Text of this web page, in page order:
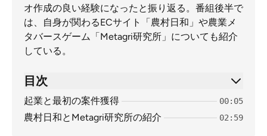
オ作成の良い経験になったと振り返る。番組後半で
は、自身が関わるECサイト「農村日和」や農業メ
タバースゲーム「Metagri研究所」についても紹介
している。
目次
起業と最初の案件獲得 00:05
農村日和とMetagri研究所の紹介 02:59